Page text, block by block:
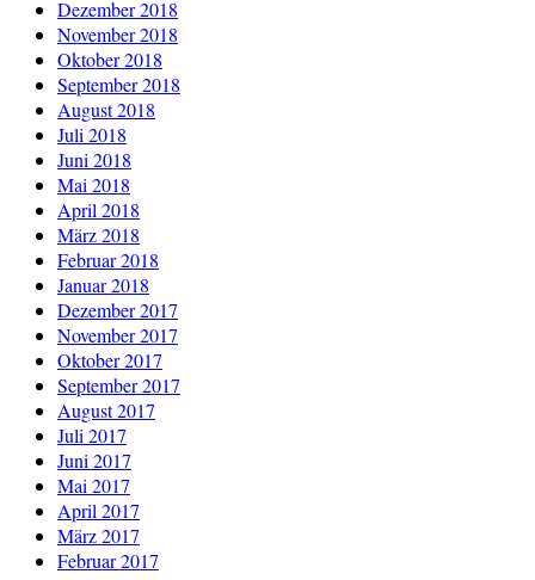
Dezember 2018
November 2018
Oktober 2018
September 2018
August 2018
Juli 2018
Juni 2018
Mai 2018
April 2018
März 2018
Februar 2018
Januar 2018
Dezember 2017
November 2017
Oktober 2017
September 2017
August 2017
Juli 2017
Juni 2017
Mai 2017
April 2017
März 2017
Februar 2017